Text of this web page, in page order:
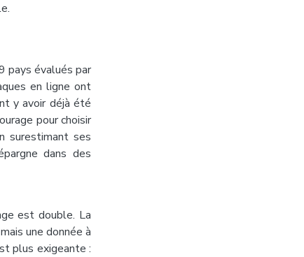
pays évalués par
en ligne ont
y avoir déjà été
pour choisir
surestimant ses
dans des
est double. La
une donnée à
plus exigeante :